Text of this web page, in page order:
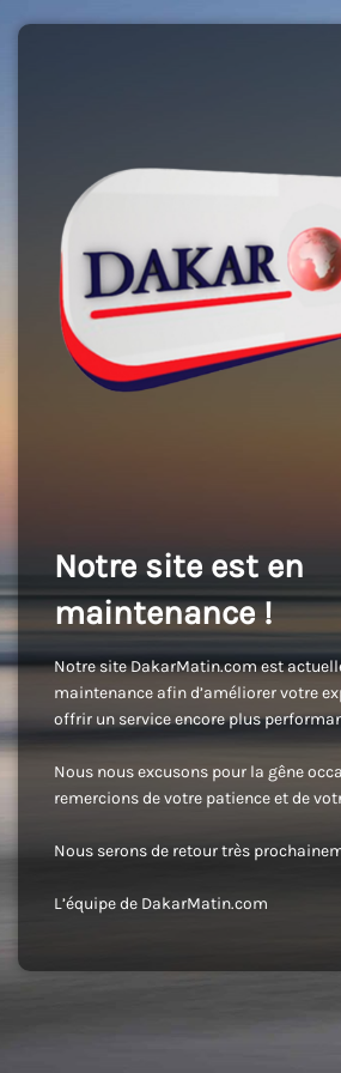
Notre site est en
maintenance !
Notre site DakarMatin.com est
maintenance afin d’améliorer votre
offrir un service encore plus
Nous nous excusons pour la gêne
remercions de votre patience et de
Nous serons de retour très
L’équipe de DakarMatin.com